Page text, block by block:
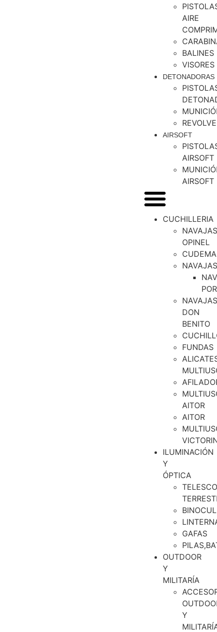
AIRE
BALINES
VISORES
DETONADORAS
AIRSOFT
AIRSOFT
AIRSOFT
CUCHILLERIA
NAVAJAS
OPINEL
NAVAJAS
NAVAJAS
DON
BENITO
FUNDAS
AITOR
AITOR
ILUMINACIÓN
Y
ÓPTICA
GAFAS
OUTDOOR
Y
MILITARÍA
Y